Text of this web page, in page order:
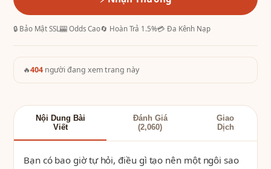
🔒 Bảo Mật SSL🎰 Odds Cao🔄 Hoàn Trả 1.5%💳 Đa Kênh Nạp
🔥404người đang xem trang này
Nội Dung Bài
Viết
Đánh Giá
(2,060)
Giao
Dịch
Bạn có bao giờ tự hỏi, điều gì tạo nên một ngôi sao